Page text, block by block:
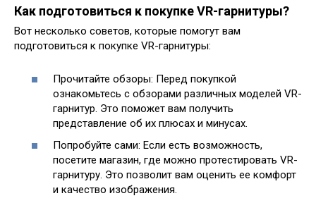
Как подготовиться к покупке VR-гарнитуры?
Вот несколько советов, которые помогут вам
подготовиться к покупке VR-гарнитуры:
Прочитайте обзоры: Перед покупкой
ознакомьтесь с обзорами различных моделей VR-
гарнитур. Это поможет вам получить
представление об их плюсах и минусах.
Попробуйте сами: Если есть возможность,
посетите магазин, где можно протестировать VR-
гарнитуру. Это позволит вам оценить ее комфорт
и качество изображения.